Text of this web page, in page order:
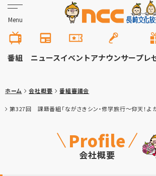
Menu
番組 ニュースイベントアナウンサープレ
ホーム 会社概要 番組審議会
第327回 課題番組「ながさきシン・修学旅行～仰天！よか
Profile
会社概要